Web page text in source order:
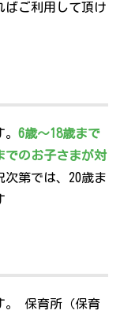
ばご利用して頂け
6歳～18歳まで
でのお子さまが対
次第では、20歳ま
。 保育所（保育